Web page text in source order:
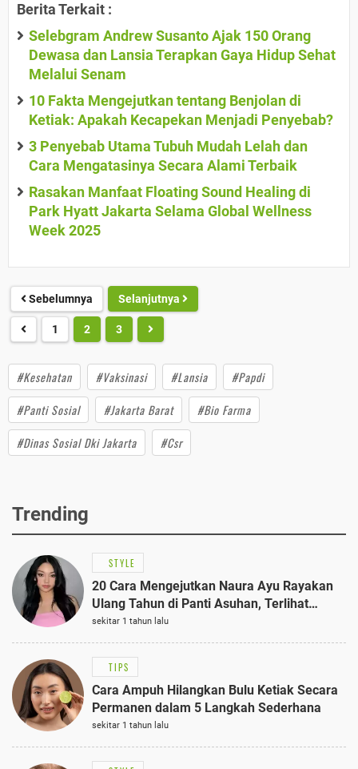
Berita Terkait :
Selebgram Andrew Susanto Ajak 150 Orang
Dewasa dan Lansia Terapkan Gaya Hidup Sehat
Melalui Senam
10 Fakta Mengejutkan tentang Benjolan di
Ketiak: Apakah Kecapekan Menjadi Penyebab?
3 Penyebab Utama Tubuh Mudah Lelah dan
Cara Mengatasinya Secara Alami Terbaik
Rasakan Manfaat Floating Sound Healing di
Park Hyatt Jakarta Selama Global Wellness
Week 2025
Sebelumnya Selanjutnya
1 2 3
#Kesehatan #Vaksinasi #Lansia
#Papdi
#Panti Sosial
#Jakarta Barat
#Bio Farma
#Dinas Sosial Dki Jakarta
#Csr
Trending
STYLE
20 Cara Mengejutkan Naura Ayu Rayakan
Ulang Tahun di Panti Asuhan, Terlihat
Anggun dengan Kaftan Cokelat
sekitar 1 tahun lalu
TIPS
Cara Ampuh Hilangkan Bulu Ketiak Secara
Permanen dalam 5 Langkah Sederhana
sekitar 1 tahun lalu